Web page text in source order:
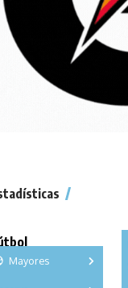
Mayores